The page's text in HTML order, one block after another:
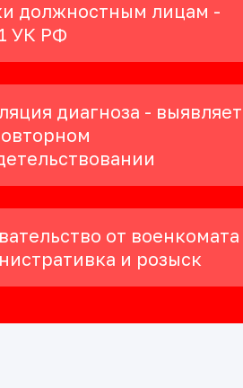
должностным лицам -
УК РФ
диагноза -
от военкомата
и розыск